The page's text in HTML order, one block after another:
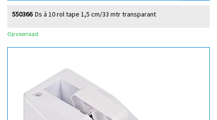
Ds à 10 rol tape 1,5 cm/33 mtr transparant
550366
Op voorraad